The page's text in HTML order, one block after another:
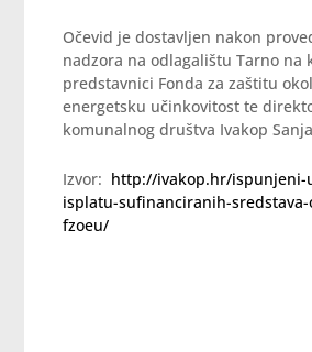
Očevid je dostavljen nakon
nadzora na odlagalištu Tarno na
predstavnici Fonda za zaštitu
energetsku učinkovitost te
komunalnog društva Ivakop
Izvor: http://ivakop.hr/ispunjeni-
isplatu-sufinanciranih-
fzoeu/